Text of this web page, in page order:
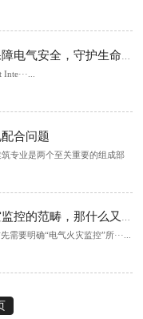
合问题
专业是两个至关重要的组成部
既然以上都属于电气火灾监控的范畴，那什么又是电气火灾系统呢？
需要明确“电气火灾监控”所···...